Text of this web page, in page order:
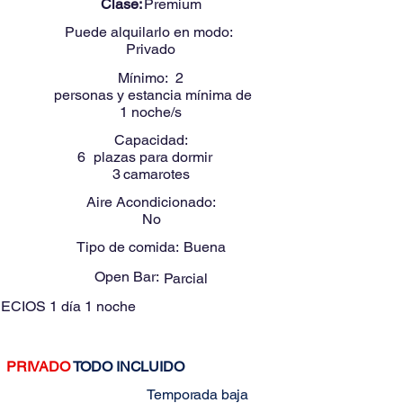
Clase: Premium
Puede alquilarlo en modo:
Privado
Mínimo: 2
personas y estancia mínima de
1 noche/s
Capacidad:
6 plazas para dormir
3camarotes
Aire Acondicionado:
No
Tipo de comida: Buena
Open Bar: Parcial
1 día 1 noche
PRIVADOTODO INCLUIDO
Estos precios son para:Temporada baja